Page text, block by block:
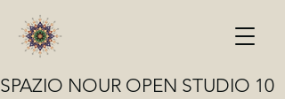
SPAZIO NOUR OPEN STUDIO 10